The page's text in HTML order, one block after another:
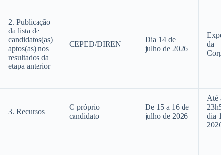
2. Publicação
da lista de
candidatos(as)
aptos(as) nos
resultados da
etapa anterior
CEPED/DIREN
Dia 14 de
julho de 2026
da
3. Recursos
O próprio
candidato
De 15 a 16 de
julho de 2026
Até
dia